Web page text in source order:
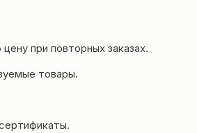
при повторных заказах.
товары.